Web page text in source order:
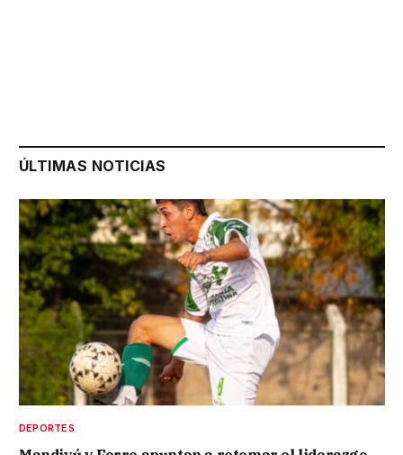
ÚLTIMAS NOTICIAS
DEPORTES